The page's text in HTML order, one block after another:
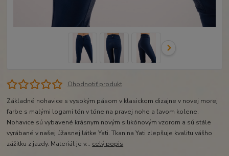
Ohodnotiť produkt
Základné nohavice s vysokým pásom v klasickom dizajne v novej morej
farbe s malými logami tón v tóne na pravej nohe a ľavom kolene.
Nohavice sú vybavené krásnym novým silikónovým vzorom a sú stále
vyrábané v našej úžasnej látke Yati. Tkanina Yati zlepšuje kvalitu vášho
zážitku z jazdy. Materiál je v... celý popis